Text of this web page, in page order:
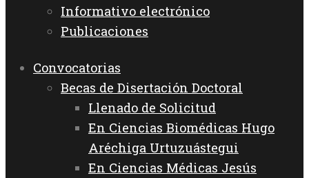
Informativo electrónico
Publicaciones
Convocatorias
Becas de Disertación Doctoral
Llenado de Solicitud
En Ciencias Biomédicas Hugo
Aréchiga Urtuzuástegui
En Ciencias Médicas Jesús